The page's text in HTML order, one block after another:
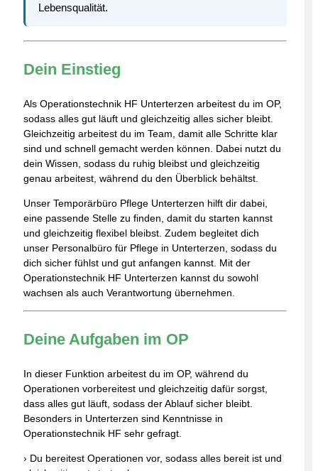
Lebensqualität.
Dein Einstieg
Als Operationstechnik HF Unterterzen arbeitest du im OP,
sodass alles gut läuft und gleichzeitig alles sicher bleibt.
Gleichzeitig arbeitest du im Team, damit alle Schritte klar
sind und schnell gemacht werden können. Dabei nutzt du
dein Wissen, sodass du ruhig bleibst und gleichzeitig
genau arbeitest, während du den Überblick behältst.
Unser Temporärbüro Pflege Unterterzen hilft dir dabei,
eine passende Stelle zu finden, damit du starten kannst
und gleichzeitig flexibel bleibst. Zudem begleitet dich
unser Personalbüro für Pflege in Unterterzen, sodass du
dich sicher fühlst und gut anfangen kannst. Mit der
Operationstechnik HF Unterterzen kannst du sowohl
wachsen als auch Verantwortung übernehmen.
Deine Aufgaben im OP
In dieser Funktion arbeitest du im OP, während du
Operationen vorbereitest und gleichzeitig dafür sorgst,
dass alles gut läuft, sodass der Ablauf sicher bleibt.
Besonders in Unterterzen sind Kenntnisse in
Operationstechnik HF sehr gefragt.
› Du bereitest Operationen vor, sodass alles bereit ist und